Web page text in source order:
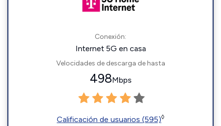
Conexión:
Internet 5G en casa
Velocidades de descarga de hasta
498Mbps
Calificación de usuarios (595)◊